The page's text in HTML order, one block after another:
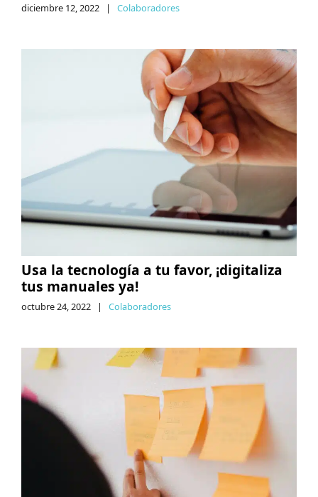
diciembre 12, 2022 | Colaboradores
Usa la tecnología a tu favor, ¡digitaliza
tus manuales ya!
octubre 24, 2022 | Colaboradores